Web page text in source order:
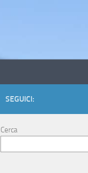
SEGUICI:
Cerca